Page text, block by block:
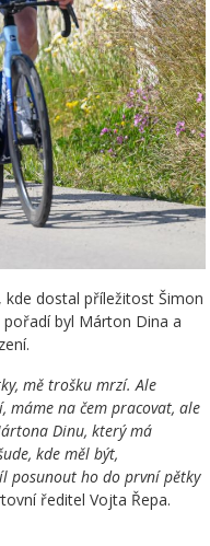
dostal příležitost Šimon
byl Márton Dina a
mě trošku mrzí. Ale
máme na čem pracovat, ale
Dinu, který má
kde měl být,
posunout ho do první pětky
ředitel Vojta Řepa.